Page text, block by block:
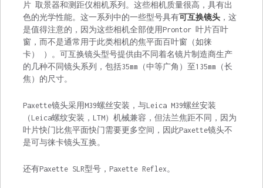
片 取景器和测距仪相机系列 。这些相机质量很高，具有出
色的光学性能。这一系列中的一些型号具有可互换镜头，这
是值得注意的，因为这些相机全部使用Prontor 叶片百叶
窗，而不是通常用于此类相机的焦平面百叶窗（如徕
卡）
）。可互换镜头型号提供由不同着名镜片制造商生产
的几种不同镜头系列，包括35mm（中等广角）至135mm（长
焦）的尺寸。
Paxette镜头采用M39螺丝安装，与Leica M39螺丝安装
（Leica螺纹安装，LTM）机械兼容，但法兰焦距不同，因为
叶片快门比焦平面快门需要更多空间，因此Paxette镜头不
是可与徕卡镜头互换。
还有Paxette SLR型号， Paxette Reflex。